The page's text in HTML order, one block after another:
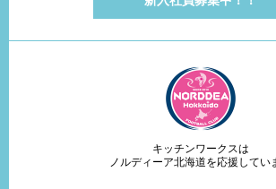
キッチンワークスは
ノルディーア北海道を応援してい